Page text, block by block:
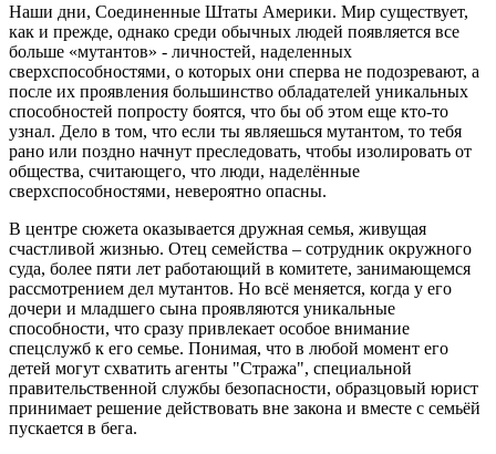
Наши дни, Соединенные Штаты Америки. Мир существует,
как и прежде, однако среди обычных людей появляется все
больше «мутантов» - личностей, наделенных
сверхспособностями, о которых они сперва не подозревают, а
после их проявления большинство обладателей уникальных
способностей попросту боятся, что бы об этом еще кто-то
узнал. Дело в том, что если ты являешься мутантом, то тебя
рано или поздно начнут преследовать, чтобы изолировать от
общества, считающего, что люди, наделённые
сверхспособностями, невероятно опасны.
В центре сюжета оказывается дружная семья, живущая
счастливой жизнью. Отец семейства – сотрудник окружного
суда, более пяти лет работающий в комитете, занимающемся
рассмотрением дел мутантов. Но всё меняется, когда у его
дочери и младшего сына проявляются уникальные
способности, что сразу привлекает особое внимание
спецслужб к его семье. Понимая, что в любой момент его
детей могут схватить агенты "Стража", специальной
правительственной службы безопасности, образцовый юрист
принимает решение действовать вне закона и вместе с семьёй
пускается в бега.